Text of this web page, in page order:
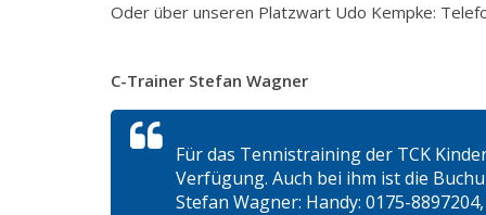
Oder über unseren Platzwart Udo Kempke:
C-Trainer Stefan Wagner
Für das Tennistraining der TCK
Verfügung. Auch bei ihm ist die
Stefan Wagner: Handy: 0175-